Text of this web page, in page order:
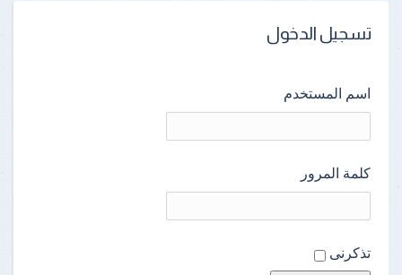
تسجيل الدخول
اسم المستخدم
كلمة المرور
تذكرنى